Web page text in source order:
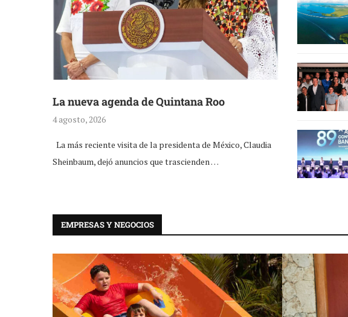
La nueva agenda de Quintana Roo
4 agosto, 2026
La más reciente visita de la presidenta de México, Claudia
Sheinbaum, dejó anuncios que trascienden …
EMPRESAS Y NEGOCIOS